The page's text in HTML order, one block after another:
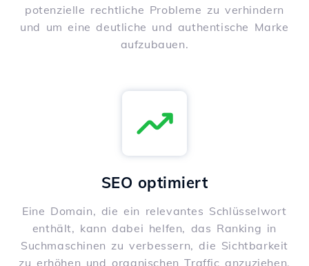
potenzielle rechtliche Probleme zu verhindern
und um eine deutliche und authentische Marke
aufzubauen.
SEO optimiert
Eine Domain, die ein relevantes Schlüsselwort
enthält, kann dabei helfen, das Ranking in
Suchmaschinen zu verbessern, die Sichtbarkeit
zu erhöhen und organischen Traffic anzuziehen.